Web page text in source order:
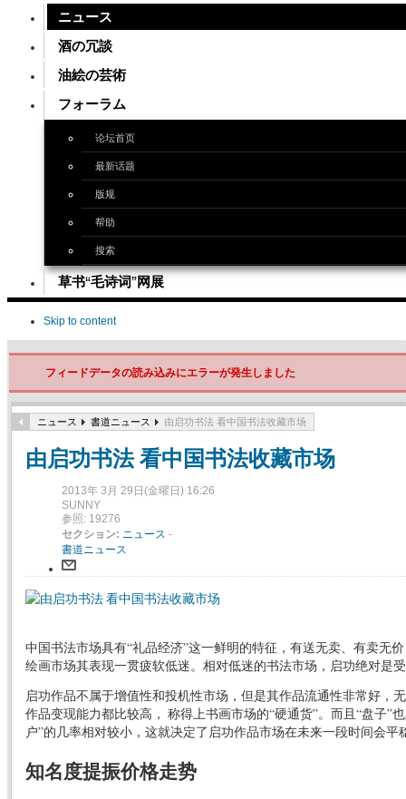
ニュース
酒の冗談
油絵の芸術
フォーラム
论坛首页
最新话题
版规
帮助
搜索
草书“毛诗词”网展
Skip to content
フィードデータの読み込みにエラーが発生しました
ニュース 書道ニュース 由启功书法 看中国书法收藏市场
由启功书法 看中国书法收藏市场
2013年 3月 29日(金曜日) 16:26
SUNNY
参照: 19276
セクション: ニュース -
書道ニュース
中国书法市场具有“礼品经济”这一鲜明的特征，有送无卖、有卖无
绘画市场其表现一贯疲软低迷。相对低迷的书法市场，启功绝对是
启功作品不属于增值性和投机性市场，但是其作品流通性非常好，
作品变现能力都比较高， 称得上书画市场的“硬通货”。而且“盘子”
户”的几率相对较小，这就决定了启功作品市场在未来一段时间会平
知名度提振价格走势